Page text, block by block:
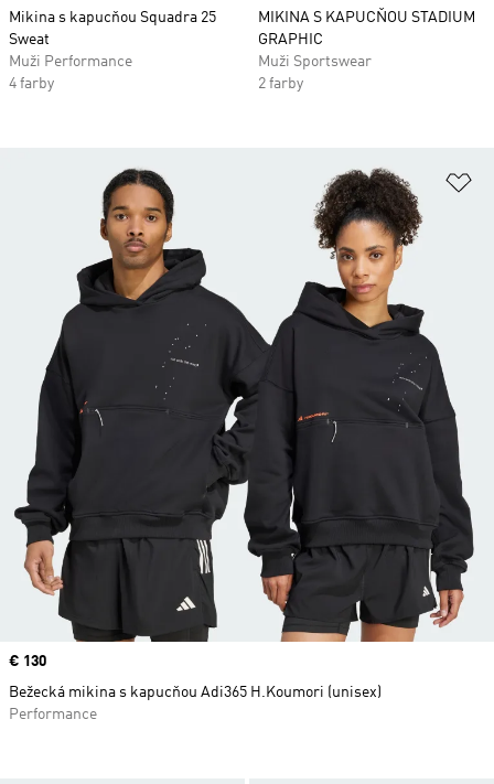
Mikina s kapucňou Squadra 25
Sweat
Muži Performance
4 farby
MIKINA S KAPUCŇOU STADIUM
GRAPHIC
Muži Sportswear
2 farby
Price
€ 130
Bežecká mikina s kapucňou Adi365 H.Koumori (unisex)
Performance